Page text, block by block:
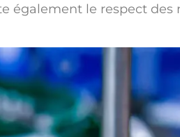
également le respect des